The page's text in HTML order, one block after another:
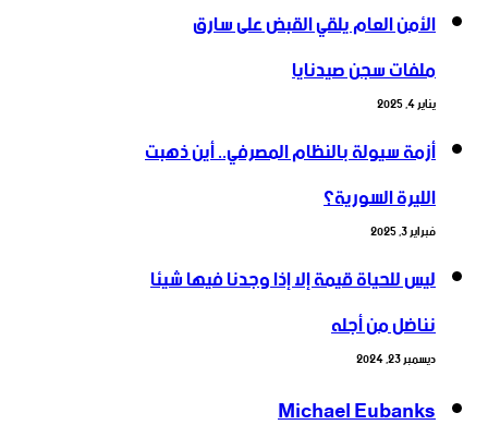
الأمن العام يلقي القبض على سارق
ملفات سجن صيدنايا
يناير 4, 2025
أزمة سيولة بالنظام المصرفي.. أين ذهبت
الليرة السورية؟
فبراير 3, 2025
ليس للحياة قيمة إلا إذا وجدنا فيها شيئا
نناضل من أجله
ديسمبر 23, 2024
Michael Eubanks